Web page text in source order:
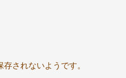
されないようです。